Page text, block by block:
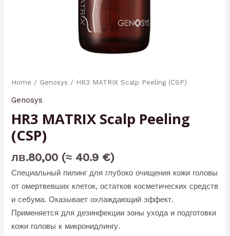
Home / Genosys / HR3 MATRIX Scalp Peeling (CSP)
Genosys
HR3 MATRIX Scalp Peeling
(CSP)
лв.80,00 (≈ 40.9 €)
Специальный пилинг для глубоко очищения кожи головы
от омертвевших клеток, остатков косметических средств
и себума. Оказывает охлаждающий эффект.
Применяется для дезинфекции зоны ухода и подготовки
кожи головы к микронидлингу.